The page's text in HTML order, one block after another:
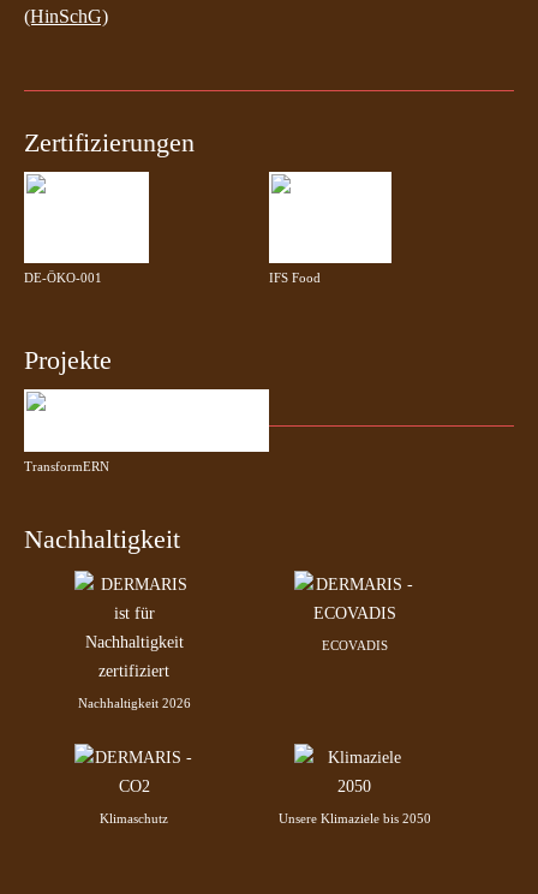
(HinSchG)
Zertifizierungen
DE-ÖKO-001 IFS Food
Projekte
TransformERN
Nachhaltigkeit
Nachhaltigkeit 2026
ECOVADIS
Klimaschutz Unsere Klimaziele bis 2050